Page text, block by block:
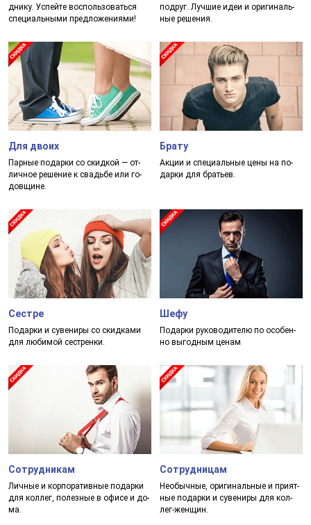
дни­ку. Успей­те вос­поль­зо­вать­ся
спе­ци­аль­ны­ми пред­ло­же­ни­ями!
под­руг. Луч­шие идеи и ори­ги­наль­
ные ре­ше­ния.
Для двоих
Пар­ные по­дар­ки со скид­кой — от­
лич­ное ре­ше­ние к свадь­бе или го­
дов­щи­не.
Брату
Акции и спе­ци­аль­ные це­ны на по­
дар­ки для брать­ев.
Сестре
Подар­ки и су­ве­ни­ры со скид­ка­ми
для лю­би­мой сес­трен­ки.
Шефу
Подар­ки ру­ко­во­ди­те­лю по осо­бен­
но вы­год­ным це­нам
Сотрудникам
Лич­ные и кор­по­ра­тив­ные по­дар­ки
для кол­лег, по­лез­ные в офи­се и до­
ма.
Сотрудницам
Необыч­ные, ори­ги­наль­ные и при­ят­
ные по­дар­ки и су­ве­ни­ры для кол­
лег-жен­щин.